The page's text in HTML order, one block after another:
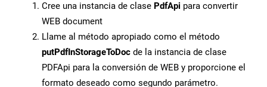
Cree una instancia de clase PdfApi para convertir
WEB document
Llame al método apropiado como el método
putPdfInStorageToDoc de la instancia de clase
PDFApi para la conversión de WEB y proporcione el
formato deseado como segundo parámetro.